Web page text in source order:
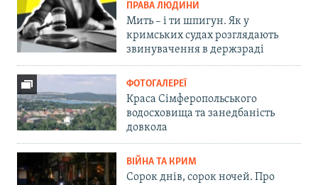
ПРАВА ЛЮДИНИ
Мить – і ти шпигун. Як у
кримських судах розглядають
звинувачення в держзраді
ФОТОГАЛЕРЕЇ
Краса Сімферопольського
водосховища та занедбаність
довкола
ВІЙНА ТА КРИМ
Сорок днів, сорок ночей. Про